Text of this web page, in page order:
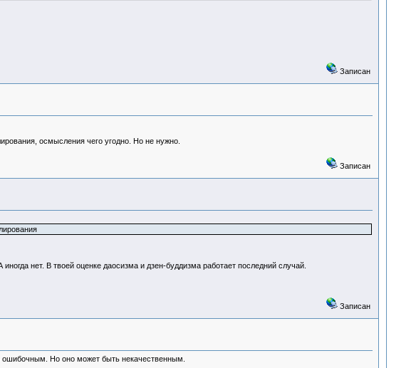
Записан
осмысления чего угодно. Но не нужно.
Записан
нет. В твоей оценке даосизма и дзен-буддизма работает последний случай.
Записан
Но оно может быть некачественным.